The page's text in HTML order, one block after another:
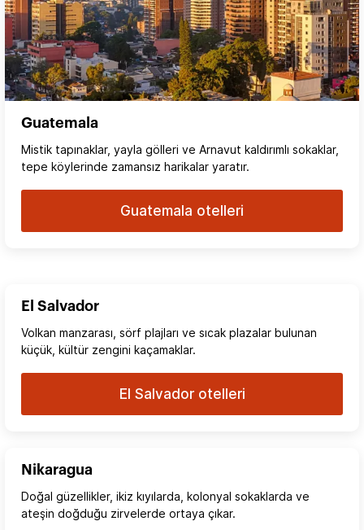
Guatemala
Mistik tapınaklar, yayla gölleri ve Arnavut kaldırımlı sokaklar,
tepe köylerinde zamansız harikalar yaratır.
Guatemala otelleri
El Salvador
Volkan manzarası, sörf plajları ve sıcak plazalar bulunan
küçük, kültür zengini kaçamaklar.
El Salvador otelleri
Nikaragua
Doğal güzellikler, ikiz kıyılarda, kolonyal sokaklarda ve
ateşin doğduğu zirvelerde ortaya çıkar.